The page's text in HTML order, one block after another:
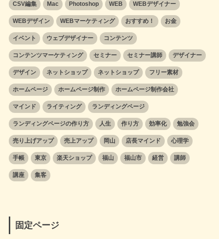
CSV編集 Mac Photoshop WEB WEBデザイナー
WEBデザイン WEBマーケティング おすすめ！ お金
イベント ウェブデザイナー コンテンツ
コンテンツマーケティング セミナー セミナー講師 デザイナー
デザイン ネットショップ ネットショップ フリー素材
ホームページ ホームページ制作 ホームページ制作会社
マインド ライティング ランディングページ
ランディングページの作り方 人生 作り方 効率化 勉強会
売り上げアップ 売上アップ 岡山 店長マインド 心理学
手帳 東京 楽天ショップ 福山 福山市 経営 講師
講座 集客
固定ページ